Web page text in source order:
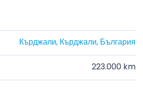
Кърджали, Кърджали, България
223.000 km